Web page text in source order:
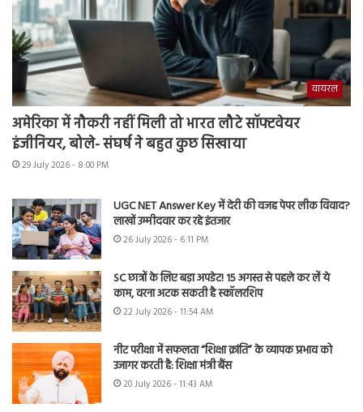
वायरल
अमेरिका में नौकरी नहीं मिली तो भारत लौटे सॉफ्टवेयर
इंजीनियर, बोले- संघर्ष ने बहुत कुछ सिखाया
29 July 2026 - 8:00 PM
UGC NET Answer Key में देरी की वजह पेपर लीक विवाद?
लाखों उम्मीदवार कर रहे इंतजार
26 July 2026 - 6:11 PM
SC छात्रों के लिए बड़ा अपडेट! 15 अगस्त से पहले कर लें ये
काम, वरना अटक सकती है स्कॉलरशिप
22 July 2026 - 11:54 AM
नीट परीक्षा में सफलता “शिक्षा क्रांति” के व्यापक प्रभाव को
उजागर करती है: शिक्षा मंत्री बैंस
20 July 2026 - 11:43 AM